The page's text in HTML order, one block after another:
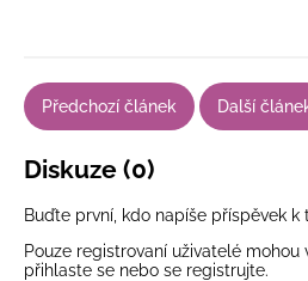
Předchozí článek Další
Diskuze (0)
Buďte první, kdo napíše příspěvek k
Pouze registrovaní uživatelé
přihlaste se nebo se registrujte.